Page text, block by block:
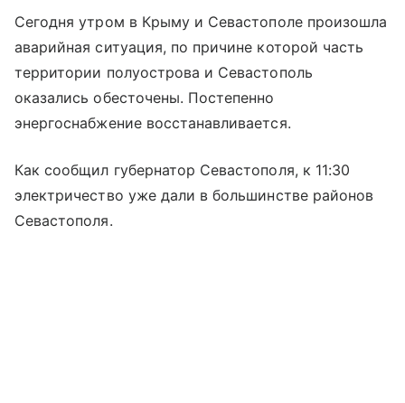
Сегодня утром в Крыму и Севастополе произошла
аварийная ситуация, по причине которой часть
территории полуострова и Севастополь
оказались обесточены. Постепенно
энергоснабжение восстанавливается.
Как сообщил губернатор Севастополя, к 11:30
электричество уже дали в большинстве районов
Севастополя.